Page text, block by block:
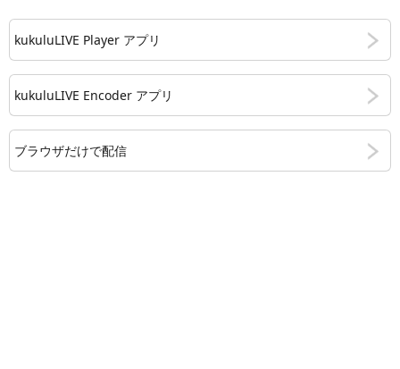
kukuluLIVE Player アプリ
kukuluLIVE Encoder アプリ
ブラウザだけで配信